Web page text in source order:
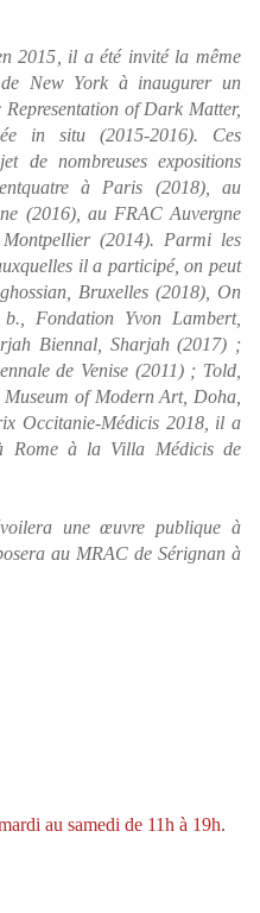
2015, il a été invité la même
New York à inaugurer un
Representation of Dark Matter,
in situ (2015-2016). Ces
de nombreuses expositions
à Paris (2018), au
(2016), au FRAC Auvergne
(2014). Parmi les
il a participé, on peut
Bruxelles (2018), On
Fondation Yvon Lambert,
Biennal, Sharjah (2017) ;
de Venise (2011) ; Told,
of Modern Art, Doha,
Occitanie-Médicis 2018, il a
Rome à la Villa Médicis de
une œuvre publique à
au MRAC de Sérignan à
au samedi de 11h à 19h.